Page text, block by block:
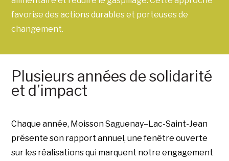
favorise des actions durables et porteuses de
changement.
Plusieurs années de solidarité
et d’impact
Chaque année, Moisson Saguenay–Lac-Saint-Jean
présente son rapport annuel, une fenêtre ouverte
sur les réalisations qui marquent notre engagement